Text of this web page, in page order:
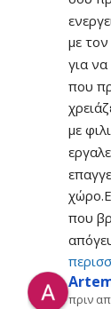
με
για
που
με
που
πριν